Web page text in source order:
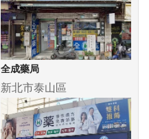
全成藥局
新北市泰山區